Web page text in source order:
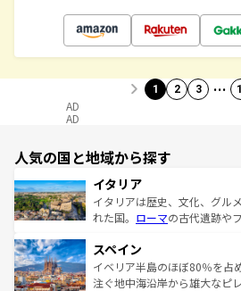
1 2 3 …
AD
AD
人気の国と地域から探す
イタリア
イタリアは歴史、文化、グル
れた国。 ローマの古代遺跡や
ろん、トスカーナの美しい田
景など、自然景観も見逃せな
ピザやパスタなど、絶品のイ
スペイン
イベリア半島のほぼ80％を占
注ぐ地中海沿岸から雄大なピ